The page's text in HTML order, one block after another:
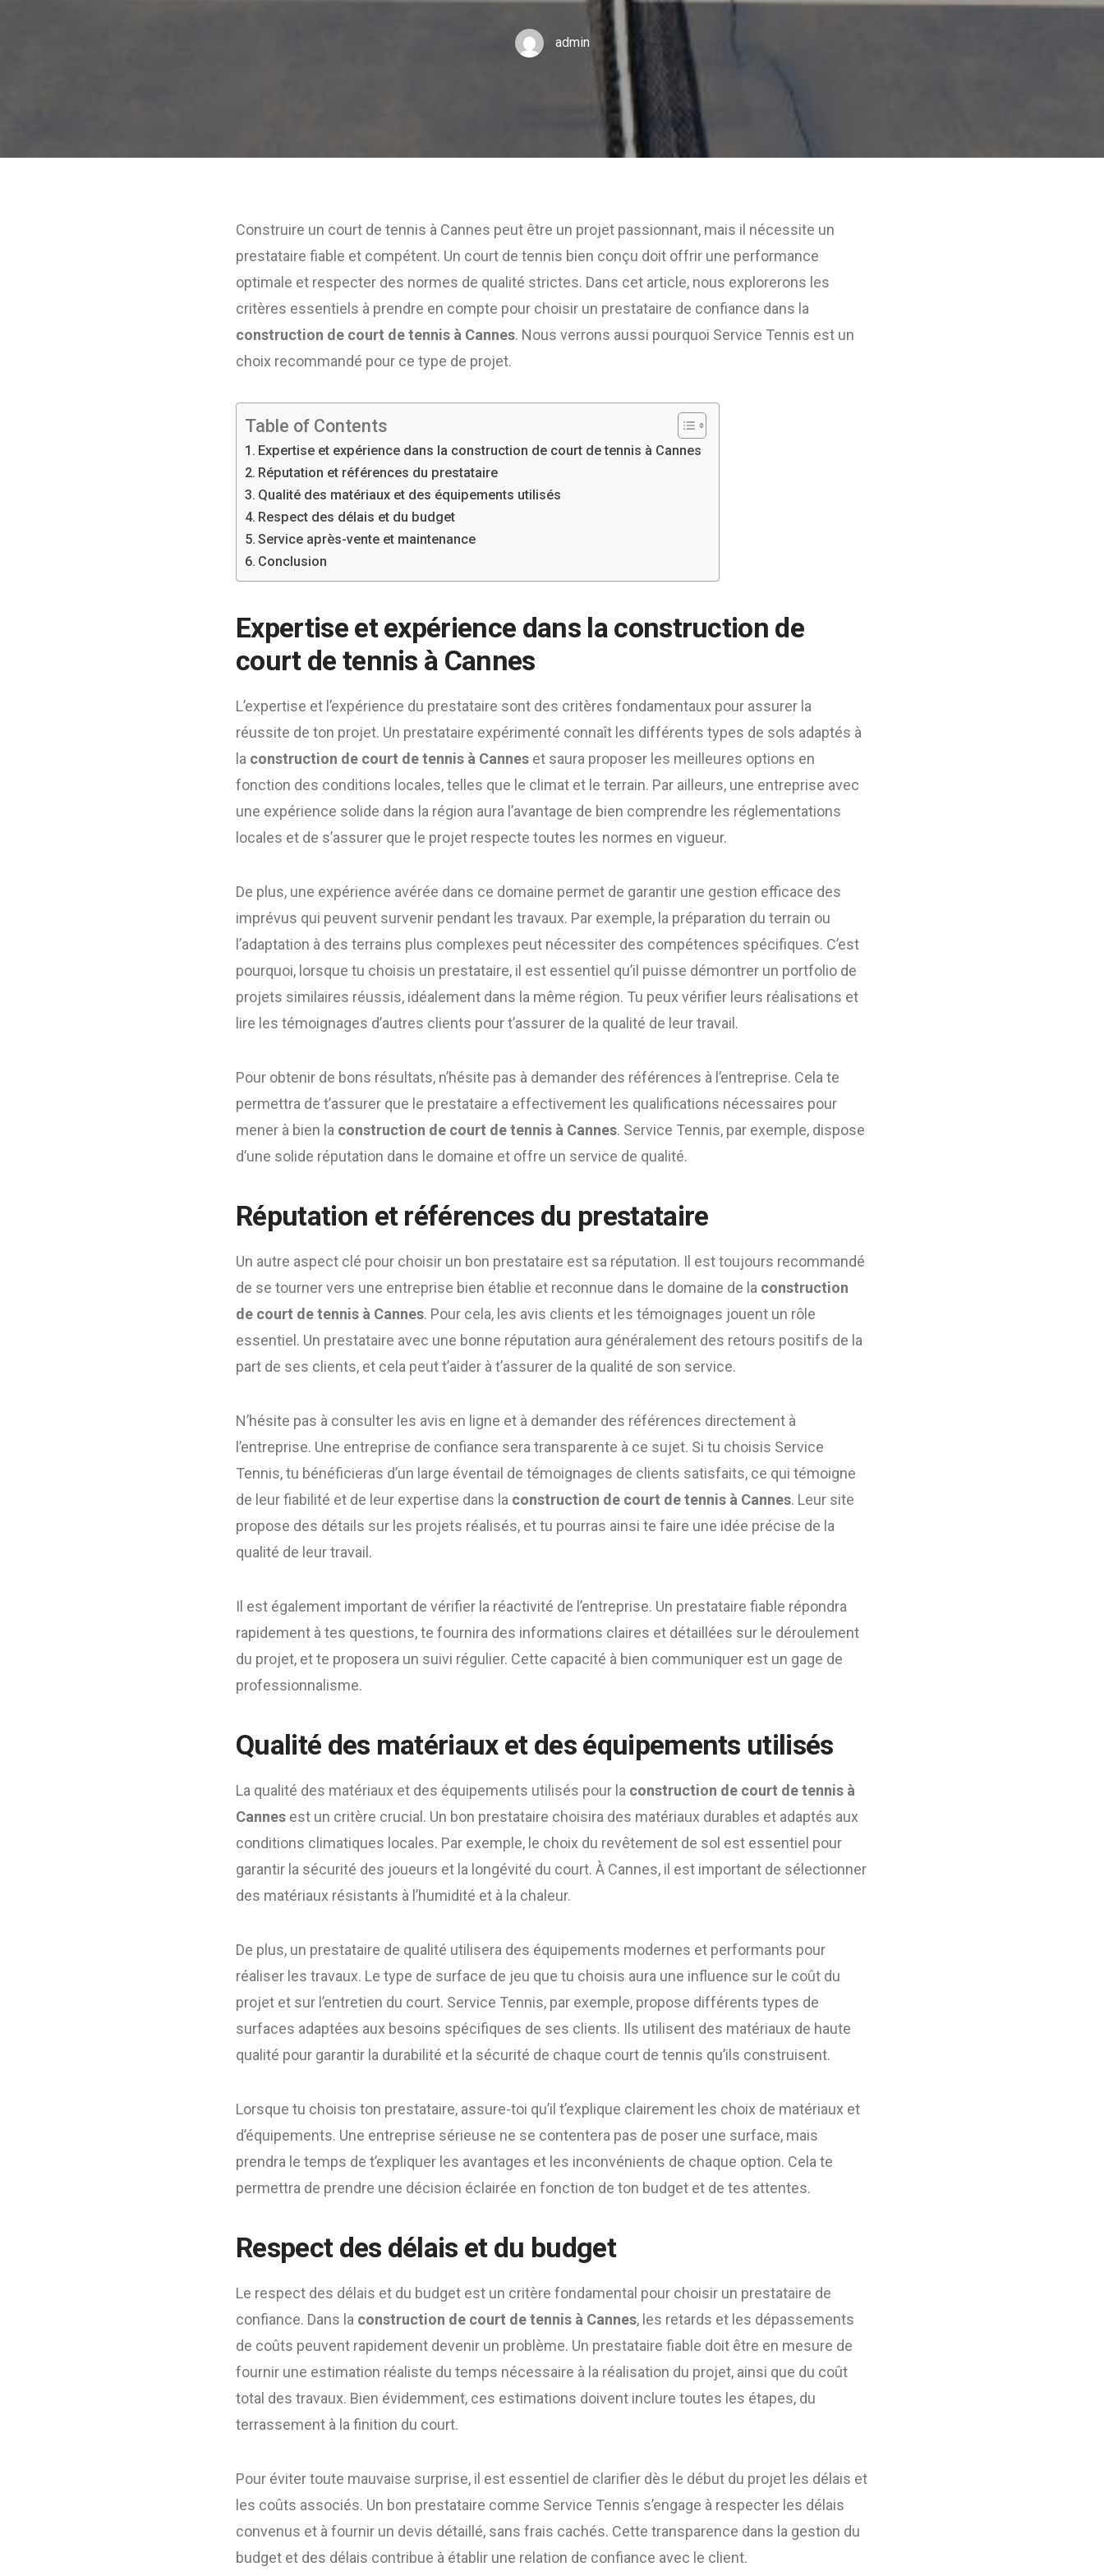
admin
Construire un court de tennis à Cannes peut être un projet passionnant, mais il nécessite un
prestataire fiable et compétent. Un court de tennis bien conçu doit offrir une performance
optimale et respecter des normes de qualité strictes. Dans cet article, nous explorerons les
critères essentiels à prendre en compte pour choisir un prestataire de confiance dans la
construction de court de tennis à Cannes. Nous verrons aussi pourquoi Service Tennis est un
choix recommandé pour ce type de projet.
Table of Contents
Expertise et expérience dans la construction de court de tennis à Cannes
Réputation et références du prestataire
Qualité des matériaux et des équipements utilisés
Respect des délais et du budget
Service après-vente et maintenance
Conclusion
Expertise et expérience dans la construction de
court de tennis à Cannes
L’expertise et l’expérience du prestataire sont des critères fondamentaux pour assurer la
réussite de ton projet. Un prestataire expérimenté connaît les différents types de sols adaptés à
la construction de court de tennis à Cannes et saura proposer les meilleures options en
fonction des conditions locales, telles que le climat et le terrain. Par ailleurs, une entreprise avec
une expérience solide dans la région aura l’avantage de bien comprendre les réglementations
locales et de s’assurer que le projet respecte toutes les normes en vigueur.
De plus, une expérience avérée dans ce domaine permet de garantir une gestion efficace des
imprévus qui peuvent survenir pendant les travaux. Par exemple, la préparation du terrain ou
l’adaptation à des terrains plus complexes peut nécessiter des compétences spécifiques. C’est
pourquoi, lorsque tu choisis un prestataire, il est essentiel qu’il puisse démontrer un portfolio de
projets similaires réussis, idéalement dans la même région. Tu peux vérifier leurs réalisations et
lire les témoignages d’autres clients pour t’assurer de la qualité de leur travail.
Pour obtenir de bons résultats, n’hésite pas à demander des références à l’entreprise. Cela te
permettra de t’assurer que le prestataire a effectivement les qualifications nécessaires pour
mener à bien la construction de court de tennis à Cannes. Service Tennis, par exemple, dispose
d’une solide réputation dans le domaine et offre un service de qualité.
Réputation et références du prestataire
Un autre aspect clé pour choisir un bon prestataire est sa réputation. Il est toujours recommandé
de se tourner vers une entreprise bien établie et reconnue dans le domaine de la construction
de court de tennis à Cannes. Pour cela, les avis clients et les témoignages jouent un rôle
essentiel. Un prestataire avec une bonne réputation aura généralement des retours positifs de la
part de ses clients, et cela peut t’aider à t’assurer de la qualité de son service.
N’hésite pas à consulter les avis en ligne et à demander des références directement à
l’entreprise. Une entreprise de confiance sera transparente à ce sujet. Si tu choisis Service
Tennis, tu bénéficieras d’un large éventail de témoignages de clients satisfaits, ce qui témoigne
de leur fiabilité et de leur expertise dans la construction de court de tennis à Cannes. Leur site
propose des détails sur les projets réalisés, et tu pourras ainsi te faire une idée précise de la
qualité de leur travail.
Il est également important de vérifier la réactivité de l’entreprise. Un prestataire fiable répondra
rapidement à tes questions, te fournira des informations claires et détaillées sur le déroulement
du projet, et te proposera un suivi régulier. Cette capacité à bien communiquer est un gage de
professionnalisme.
Qualité des matériaux et des équipements utilisés
La qualité des matériaux et des équipements utilisés pour la construction de court de tennis à
Cannes est un critère crucial. Un bon prestataire choisira des matériaux durables et adaptés aux
conditions climatiques locales. Par exemple, le choix du revêtement de sol est essentiel pour
garantir la sécurité des joueurs et la longévité du court. À Cannes, il est important de sélectionner
des matériaux résistants à l’humidité et à la chaleur.
De plus, un prestataire de qualité utilisera des équipements modernes et performants pour
réaliser les travaux. Le type de surface de jeu que tu choisis aura une influence sur le coût du
projet et sur l’entretien du court. Service Tennis, par exemple, propose différents types de
surfaces adaptées aux besoins spécifiques de ses clients. Ils utilisent des matériaux de haute
qualité pour garantir la durabilité et la sécurité de chaque court de tennis qu’ils construisent.
Lorsque tu choisis ton prestataire, assure-toi qu’il t’explique clairement les choix de matériaux et
d’équipements. Une entreprise sérieuse ne se contentera pas de poser une surface, mais
prendra le temps de t’expliquer les avantages et les inconvénients de chaque option. Cela te
permettra de prendre une décision éclairée en fonction de ton budget et de tes attentes.
Respect des délais et du budget
Le respect des délais et du budget est un critère fondamental pour choisir un prestataire de
confiance. Dans la construction de court de tennis à Cannes, les retards et les dépassements
de coûts peuvent rapidement devenir un problème. Un prestataire fiable doit être en mesure de
fournir une estimation réaliste du temps nécessaire à la réalisation du projet, ainsi que du coût
total des travaux. Bien évidemment, ces estimations doivent inclure toutes les étapes, du
terrassement à la finition du court.
Pour éviter toute mauvaise surprise, il est essentiel de clarifier dès le début du projet les délais et
les coûts associés. Un bon prestataire comme Service Tennis s’engage à respecter les délais
convenus et à fournir un devis détaillé, sans frais cachés. Cette transparence dans la gestion du
budget et des délais contribue à établir une relation de confiance avec le client.